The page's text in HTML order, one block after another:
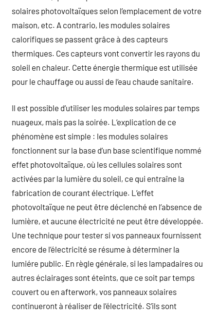
solaires photovoltaïques selon l’emplacement de votre
maison, etc. A contrario, les modules solaires
calorifiques se passent grâce à des capteurs
thermiques. Ces capteurs vont convertir les rayons du
soleil en chaleur. Cette énergie thermique est utilisée
pour le chauffage ou aussi de l’eau chaude sanitaire.
Il est possible d’utiliser les modules solaires par temps
nuageux, mais pas la soirée. L’explication de ce
phénomène est simple : les modules solaires
fonctionnent sur la base d’un base scientifique nommé
effet photovoltaïque, où les cellules solaires sont
activées par la lumière du soleil, ce qui entraîne la
fabrication de courant électrique. L’effet
photovoltaïque ne peut être déclenché en l’absence de
lumière, et aucune électricité ne peut être développée.
Une technique pour tester si vos panneaux fournissent
encore de l’électricité se résume à déterminer la
lumiére public. En règle générale, si les lampadaires ou
autres éclairages sont éteints, que ce soit par temps
couvert ou en afterwork, vos panneaux solaires
continueront à réaliser de l’électricité. S’ils sont